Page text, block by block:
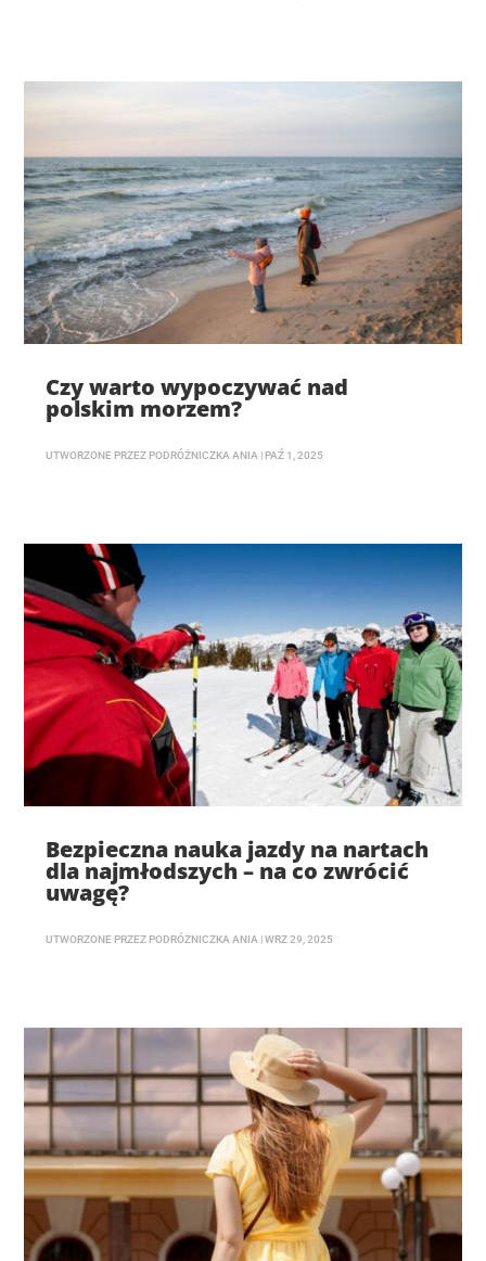
Czy warto wypoczywać nad
polskim morzem?
UTWORZONE PRZEZ PODRÓŻNICZKA ANIA | PAŹ 1, 2025
Bezpieczna nauka jazdy na nartach
dla najmłodszych – na co zwrócić
uwagę?
UTWORZONE PRZEZ PODRÓŻNICZKA ANIA |WRZ 29, 2025